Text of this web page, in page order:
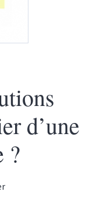
d’une
?